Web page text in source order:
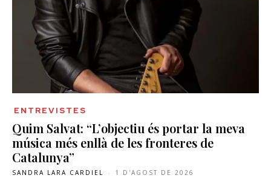
ENTREVISTES
Quim Salvat: “L’objectiu és portar la meva
música més enllà de les fronteres de
Catalunya”
SANDRA LARA CARDIEL - 1 D'AGOST DE 2026